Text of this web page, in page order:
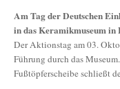
Am Tag der Deutschen
in das Keramikmuseum in
Der Aktionstag am 03.
Führung durch das
Fußtöpferscheibe schließt